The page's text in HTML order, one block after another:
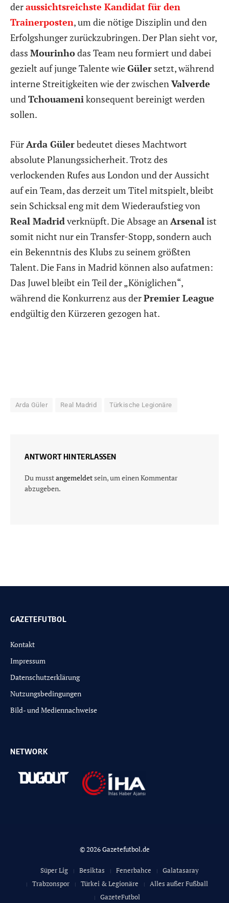
deraussichtsreichste Kandidat für den
Trainerposten, um die nötige Disziplin und den
Erfolgshunger zurückzubringen. Der Plan sieht vor,
dass Mourinhodas Team neu formiert und dabei
gezielt auf junge Talente wieGüler setzt, während
interne Streitigkeiten wie der zwischenValverde
undTchouamenikonsequent bereinigt werden
sollen.
FürArda Gülerbedeutet dieses Machtwort
absolute Planungssicherheit. Trotz des
verlockenden Rufes aus London und der Aussicht
auf ein Team, das derzeit um Titel mitspielt, bleibt
sein Schicksal eng mit dem Wiederaufstieg von
Real Madridverknüpft. Die Absage anArsenalist
somit nicht nur ein Transfer-Stopp, sondern auch
ein Bekenntnis des Klubs zu seinem größten
Talent. Die Fans in Madrid können also aufatmen:
Das Juwel bleibt ein Teil der „Königlichen“,
während die Konkurrenz aus derPremier League
endgültig den Kürzeren gezogen hat.
Arda Güler Real Madrid Türkische Legionäre
ANTWORT HINTERLASSEN
Du musstangemeldetsein, um einen Kommentar
abzugeben.
GAZETEFUTBOL
Kontakt
Impressum
Datenschutzerklärung
Nutzungsbedingungen
Bild- und Mediennachweise
NETWORK
© 2026 Gazetefutbol.de
Süper Lig Besiktas Fenerbahce
Galatasaray
Trabzonspor
Türkei & Legionäre
Alles außer Fußball
GazeteFutbol